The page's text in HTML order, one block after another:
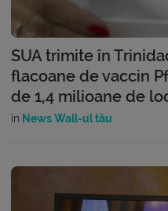
SUA trimite în
flacoane de vaccin
de 1,4 milioane de
în News Wall-ul tău